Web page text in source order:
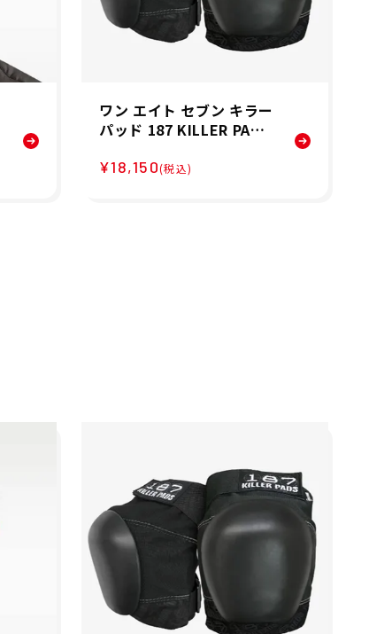
ワン エイト セブン キラー
パッド 187 KILLER PADS
プロテクター ニー パッド
¥18,150(税込)